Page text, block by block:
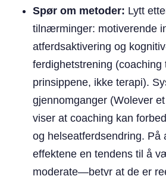
Spør om metoder: Lytt
tilnærminger: motiverende
atferdsaktivering og
ferdighetstrening (coaching
prinsippene, ikke terapi).
gjennomganger (Wolever
viser at coaching kan
og helseatferdsendring. På
effektene en tendens til å
moderate—betyr at de er